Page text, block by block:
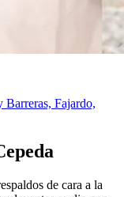
Barreras, Fajardo,
de cara a la